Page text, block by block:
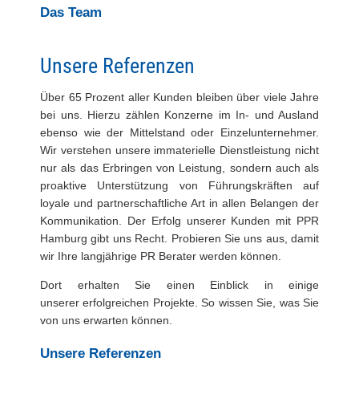
Das Team
Unsere Referenzen
Über 65 Prozent aller Kunden bleiben über viele Jahre
bei uns. Hierzu zählen Konzerne im In- und Ausland
ebenso wie der Mittelstand oder Einzelunternehmer.
Wir verstehen unsere immaterielle Dienstleistung nicht
nur als das Erbringen von Leistung, sondern auch als
proaktive Unterstützung von Führungskräften auf
loyale und partnerschaftliche Art in allen Belangen der
Kommunikation. Der Erfolg unserer Kunden mit PPR
Hamburg gibt uns Recht. Probieren Sie uns aus, damit
wir Ihre langjährige PR Berater werden können.
Dort erhalten Sie einen Einblick in einige
unserer erfolgreichen Projekte. So wissen Sie, was Sie
von uns erwarten können.
Unsere Referenzen